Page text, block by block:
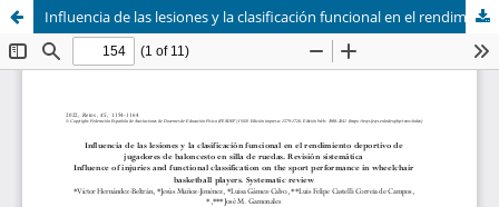
Influencia de las lesiones y la clasificación funcional en el rendimiento deportivo de jugadores de baloncesto en silla de ruedas. Revisión sistemática (Influence of injuries and functional classification on the sport performance in wheelchair basketball players. Systematic review)